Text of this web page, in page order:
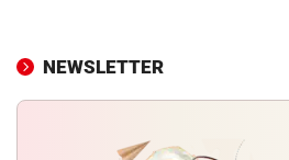
NEWSLETTER